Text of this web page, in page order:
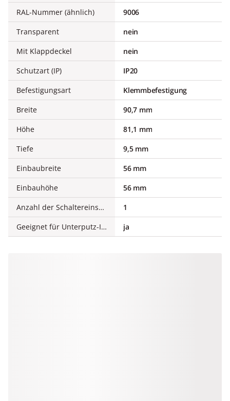
RAL-Nummer (ähnlich)
9006
Transparent
nein
Mit Klappdeckel
nein
Schutzart (IP)
IP20
Befestigungsart
Klemmbefestigung
Breite
90,7 mm
Höhe
81,1 mm
Tiefe
9,5 mm
Einbaubreite
56 mm
Einbauhöhe
56 mm
Anzahl der Schaltereinsätze
1
Geeignet für Unterputz-Installation
ja